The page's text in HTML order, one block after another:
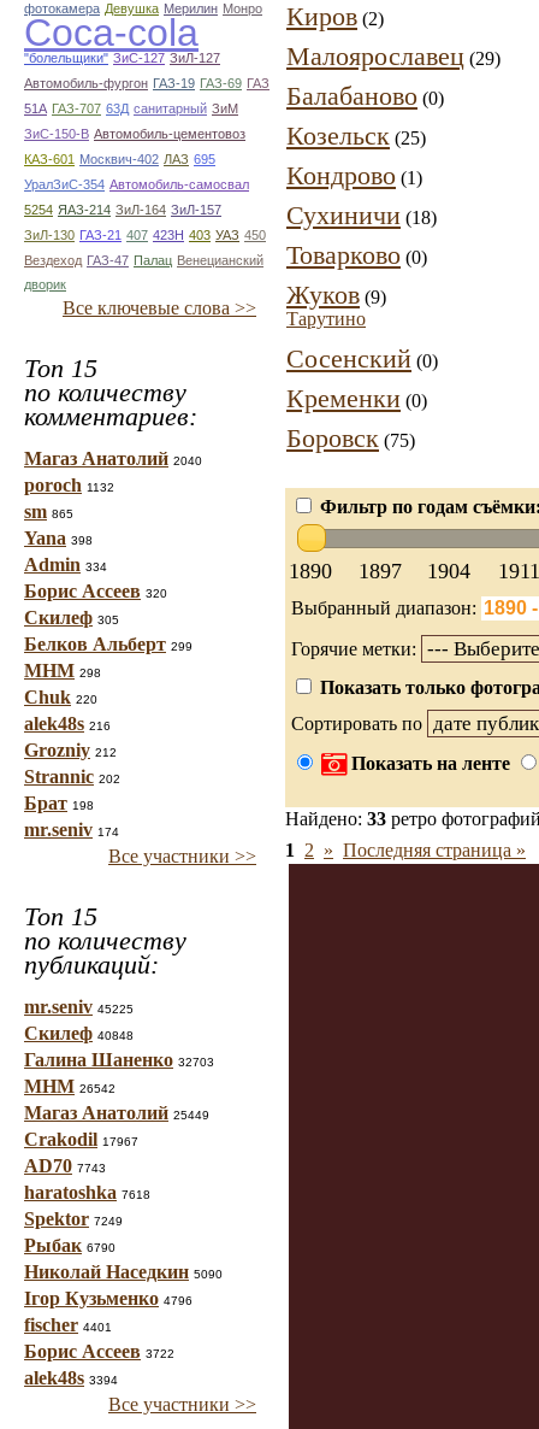
фотокамера Девушка Мерилин Монро
Coca-cola
"болельщики" ЗиС-127 ЗиЛ-127
Автомобиль-фургон ГАЗ-19 ГАЗ-69 ГАЗ
51А ГАЗ-707 63Д санитарный ЗиМ
ЗиС-150-В Автомобиль-цементовоз
КАЗ-601 Москвич-402 ЛАЗ 695
УралЗиС-354 Автомобиль-самосвал
5254 ЯАЗ-214 ЗиЛ-164 ЗиЛ-157
ЗиЛ-130 ГАЗ-21 407 423Н 403 УАЗ 450
Вездеход ГАЗ-47 Палац Венецианский
дворик
Все ключевые слова >>
Топ 15
по количеству
комментариев:
Магаз Анатолий 2040
poroch 1132
sm 865
Yana 398
Admin 334
Борис Ассеев 320
Скилеф 305
Белков Альберт 299
МНМ 298
Chuk 220
alek48s 216
Grozniy 212
Strannic 202
Брат 198
mr.seniv 174
Все участники >>
Топ 15
по количеству
публикаций:
mr.seniv 45225
Скилеф 40848
Галина Шаненко 32703
МНМ 26542
Магаз Анатолий 25449
Crakodil 17967
AD70 7743
haratoshka 7618
Spektor 7249
Рыбак 6790
Николай Наседкин 5090
Ігор Кузьменко 4796
fischer 4401
Борис Ассеев 3722
alek48s 3394
Все участники >>
Киров (2)
Малоярославец (29)
Балабаново (0)
Козельск (25)
Кондрово (1)
Сухиничи (18)
Товарково (0)
Жуков (9)
Тарутино
Сосенский (0)
Кременки (0)
Боровск (75)
Фильтр по годам
1890 1897 1904 1911
Выбранный диапазон:
Горячие метки:
Показать только
Сортировать по
Показать на ленте
Найдено: 33 ретро
1
2 » Последняя страница »